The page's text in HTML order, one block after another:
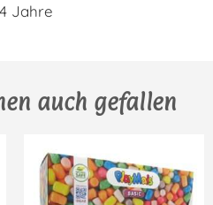
Jahre
auch gefallen